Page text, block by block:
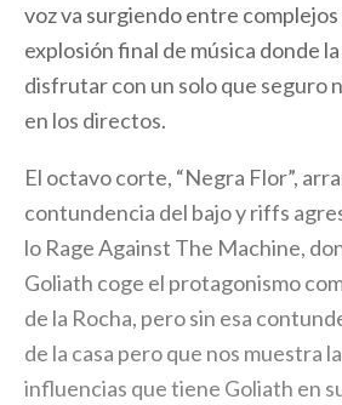
voz va surgiendo entre complejos
explosión final de música donde
disfrutar con un solo que seguro
en los directos.
El octavo corte, “Negra Flor”,
contundencia del bajo y riffs
lo Rage Against The Machine,
Goliath coge el protagonismo
de la Rocha, pero sin esa
de la casa pero que nos muestra
influencias que tiene Goliath en